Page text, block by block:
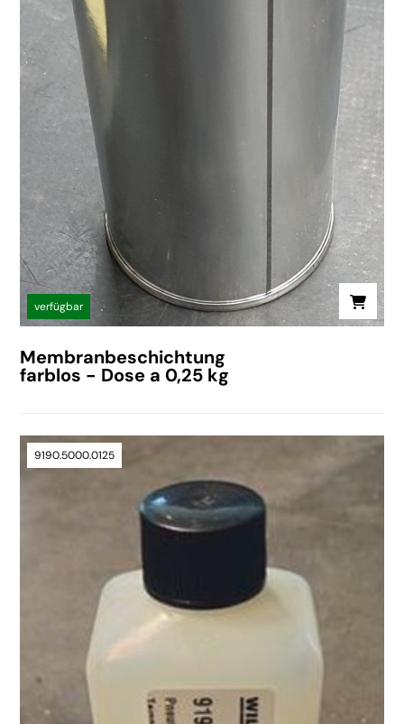
verfügbar
Membranbeschichtung
farblos - Dose a 0,25 kg
9190.5000.0125